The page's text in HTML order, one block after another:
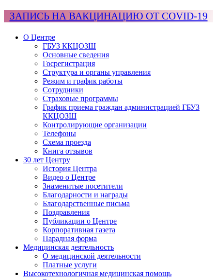
ЗАПИСЬ НА ВАКЦИНАЦИЮ ОТ COVID-19
О Центре
ГБУЗ ККЦОЗШ
Основные сведения
Госрегистрация
Структура и органы управления
Режим и график работы
Сотрудники
Страховые программы
График приема граждан администрацией ГБУЗ
ККЦОЗШ
Контролирующие организации
Телефоны
Схема проезда
Книга отзывов
30 лет Центру
История Центра
Видео о Центре
Знаменитые посетители
Благодарности и награды
Благодарственные письма
Поздравления
Публикации о Центре
Корпоративная газета
Парадная форма
Медицинская деятельность
О медицинской деятельности
Платные услуги
Высокотехнологичная медицинская помощь